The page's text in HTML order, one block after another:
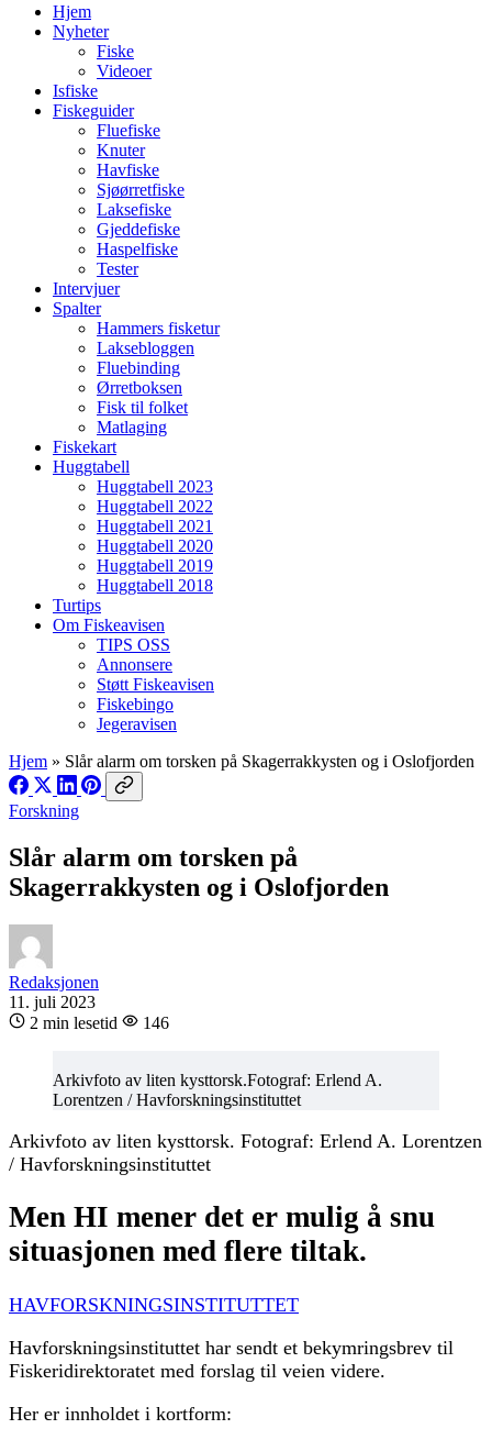
Hjem
Nyheter
Fiske
Videoer
Isfiske
Fiskeguider
Fluefiske
Knuter
Havfiske
Sjøørretfiske
Laksefiske
Gjeddefiske
Haspelfiske
Tester
Intervjuer
Spalter
Hammers fisketur
Laksebloggen
Fluebinding
Ørretboksen
Fisk til folket
Matlaging
Fiskekart
Huggtabell
Huggtabell 2023
Huggtabell 2022
Huggtabell 2021
Huggtabell 2020
Huggtabell 2019
Huggtabell 2018
Turtips
Om Fiskeavisen
TIPS OSS
Annonsere
Støtt Fiskeavisen
Fiskebingo
Jegeravisen
Hjem » Slår alarm om torsken på Skagerrakkysten og i Oslofjorden
Forskning
Slår alarm om torsken på
Skagerrakkysten og i Oslofjorden
Redaksjonen
11. juli 2023
2 min lesetid
146
Arkivfoto av liten kysttorsk.Fotograf: Erlend A.
Lorentzen / Havforskningsinstituttet
Arkivfoto av liten kysttorsk. Fotograf: Erlend A. Lorentzen
/ Havforskningsinstituttet
Men HI mener det er mulig å snu
situasjonen med flere tiltak.
HAVFORSKNINGSINSTITUTTET
Havforskningsinstituttet har sendt et bekymringsbrev til
Fiskeridirektoratet med forslag til veien videre.
Her er innholdet i kortform: